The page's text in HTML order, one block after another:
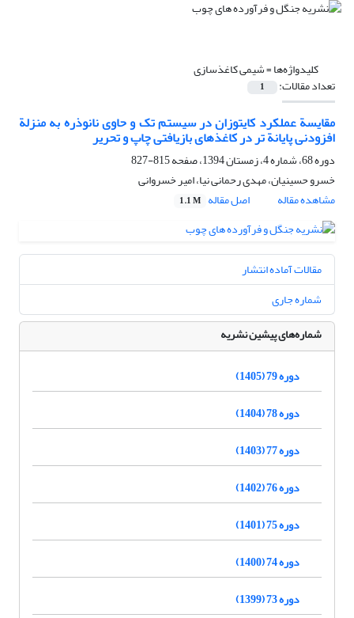
کلیدواژه‌ها =شیمی ‌کاغذسازی
تعداد مقالات: 1
مقایسة عملکرد کایتوزان در سیستم تک و حاوی نانوذره به منزلة
افزودنی پایانة تر در کاغذهای بازیافتی چاپ و تحریر
دوره 68، شماره 4، زمستان 1394، صفحه
815-827
خسرو حسینیان، مهدی رحمانی نیا، امیر خسروانی
مشاهده مقاله
اصل مقاله 1.1 M
مقالات آماده انتشار
شماره جاری
شماره‌های پیشین نشریه
دوره 79 (1405)
دوره 78 (1404)
دوره 77 (1403)
دوره 76 (1402)
دوره 75 (1401)
دوره 74 (1400)
دوره 73 (1399)